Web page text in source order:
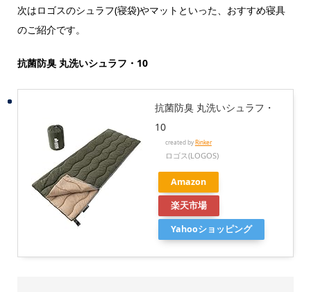
次はロゴスのシュラフ(寝袋)やマットといった、おすすめ寝具
のご紹介です。
抗菌防臭 丸洗いシュラフ・10
抗菌防臭 丸洗いシュラフ・
10
created byRinker
ロゴス(LOGOS)
Amazon
楽天市場
Yahooショッピング